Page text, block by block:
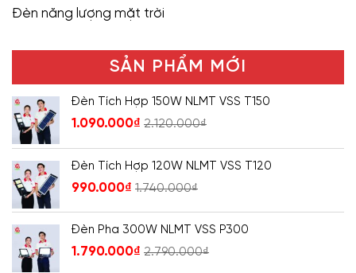
Đèn năng lượng mặt trời
SẢN PHẨM MỚI
Đèn Tích Hợp 150W NLMT VSS T150
1.090.000₫ 2.120.000₫
Đèn Tích Hợp 120W NLMT VSS T120
990.000₫ 1.740.000₫
Đèn Pha 300W NLMT VSS P300
1.790.000₫ 2.790.000₫